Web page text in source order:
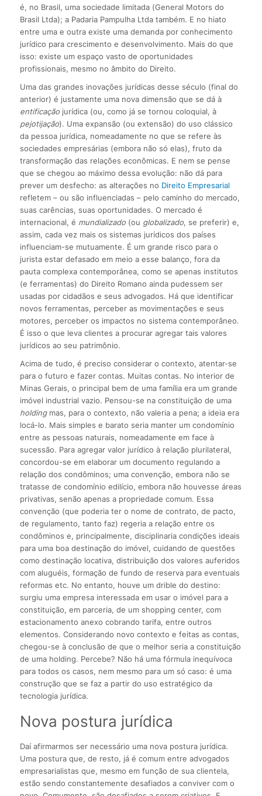
é, no Brasil, uma sociedade limitada (General Motors do
Brasil Ltda); a Padaria Pampulha Ltda também. E no hiato
entre uma e outra existe uma demanda por conhecimento
jurídico para crescimento e desenvolvimento. Mais do que
isso: existe um espaço vasto de oportunidades
profissionais, mesmo no âmbito do Direito.
Uma das grandes inovações jurídicas desse século (final do
anterior) é justamente uma nova dimensão que se dá à
entificaçãojurídica (ou, como já se tornou coloquial, à
pejotijação). Uma expansão (ou extensão) do uso clássico
da pessoa jurídica, nomeadamente no que se refere às
sociedades empresárias (embora não só elas), fruto da
transformação das relações econômicas. E nem se pense
que se chegou ao máximo dessa evolução: não dá para
prever um desfecho: as alterações no Direito Empresarial
refletem – ou são influenciadas – pelo caminho do mercado,
suas carências, suas oportunidades. O mercado é
internacional, é mundializado(ou globalizado, se preferir) e,
assim, cada vez mais os sistemas jurídicos dos países
influenciam-se mutuamente. É um grande risco para o
jurista estar defasado em meio a esse balanço, fora da
pauta complexa contemporânea, como se apenas institutos
(e ferramentas) do Direito Romano ainda pudessem ser
usadas por cidadãos e seus advogados. Há que identificar
novos ferramentas, perceber as movimentações e seus
motores, perceber os impactos no sistema contemporâneo.
É isso o que leva clientes a procurar agregar tais valores
jurídicos ao seu patrimônio.
Acima de tudo, é preciso considerar o contexto, atentar-se
para o futuro e fazer contas. Muitas contas. No interior de
Minas Gerais, o principal bem de uma família era um grande
imóvel industrial vazio. Pensou-se na constituição de uma
holdingmas, para o contexto, não valeria a pena; a ideia era
locá-lo. Mais simples e barato seria manter um condomínio
entre as pessoas naturais, nomeadamente em face à
sucessão. Para agregar valor jurídico à relação plurilateral,
concordou-se em elaborar um documento regulando a
relação dos condôminos; uma convenção, embora não se
tratasse de condomínio edilício, embora não houvesse áreas
privativas, senão apenas a propriedade comum. Essa
convenção (que poderia ter o nome de contrato, de pacto,
de regulamento, tanto faz) regeria a relação entre os
condôminos e, principalmente, disciplinaria condições ideais
para uma boa destinação do imóvel, cuidando de questões
como destinação locativa, distribuição dos valores auferidos
com aluguéis, formação de fundo de reserva para eventuais
reformas etc. No entanto, houve um drible do destino:
surgiu uma empresa interessada em usar o imóvel para a
constituição, em parceria, de um shopping center, com
estacionamento anexo cobrando tarifa, entre outros
elementos. Considerando novo contexto e feitas as contas,
chegou-se à conclusão de que o melhor seria a constituição
de uma holding. Percebe? Não há uma fórmula inequívoca
para todos os casos, nem mesmo para um só caso: é uma
construção que se faz a partir do uso estratégico da
tecnologia jurídica.
Nova postura jurídica
Daí afirmarmos ser necessário uma nova postura jurídica.
Uma postura que, de resto, já é comum entre advogados
empresarialistas que, mesmo em função de sua clientela,
estão sendo constantemente desafiados a conviver com o